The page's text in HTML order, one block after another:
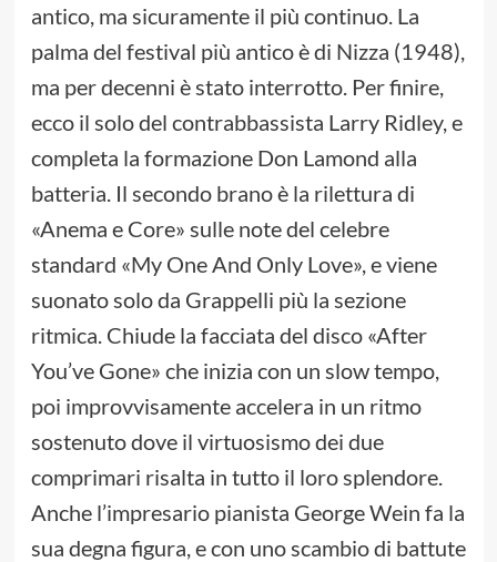
antico, ma sicuramente il più continuo. La
palma del festival più antico è di Nizza (1948),
ma per decenni è stato interrotto. Per finire,
ecco il solo del contrabbassista Larry Ridley, e
completa la formazione Don Lamond alla
batteria. Il secondo brano è la rilettura di
«Anema e Core» sulle note del celebre
standard «My One And Only Love», e viene
suonato solo da Grappelli più la sezione
ritmica. Chiude la facciata del disco «After
You’ve Gone» che inizia con un slow tempo,
poi improvvisamente accelera in un ritmo
sostenuto dove il virtuosismo dei due
comprimari risalta in tutto il loro splendore.
Anche l’impresario pianista George Wein fa la
sua degna figura, e con uno scambio di battute